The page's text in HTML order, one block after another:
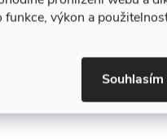
výkon a
Souhlasím